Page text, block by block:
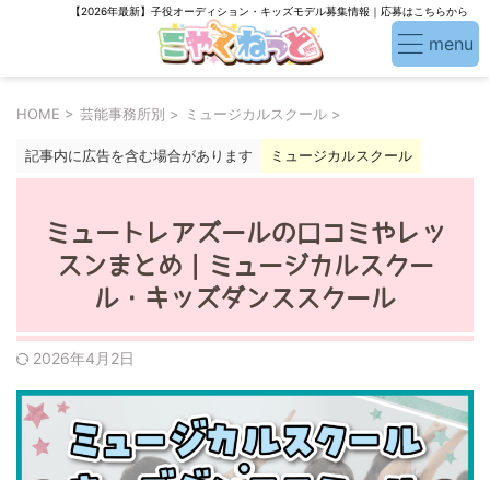
【2026年最新】子役オーディション・キッズモデル募集情報｜応募はこちらから
HOME > 芸能事務所別 > ミュージカルスクール >
記事内に広告を含む場合があります ミュージカルスクール
ミュートレアズールの口コミやレッ
スンまとめ｜ミュージカルスクー
ル・キッズダンススクール
2026年4月2日